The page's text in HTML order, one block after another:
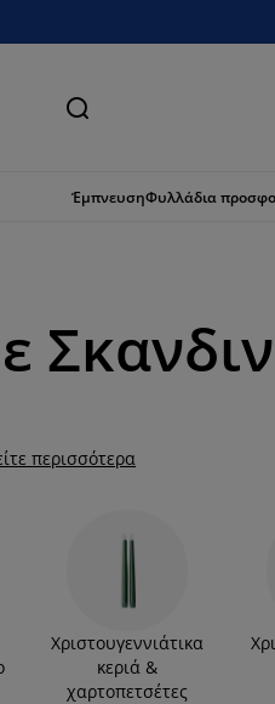
Αναζήτηση
ΈμπνευσηΦυλλάδια
περισσότερα
Χριστουγεννιάτικα
κεριά &
χαρτοπετσέτες